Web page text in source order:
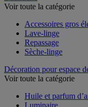
Buanderie
Accessoires gros
Lave-linge
Repassage
Décoration pour espace
Huile et parfum